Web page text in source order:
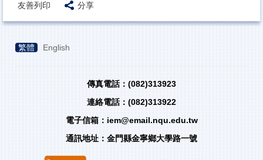
友善列印 分享
繁體 English
傳真電話：(082)313923
連絡電話：(082)313922
電子信箱：iem@email.nqu.edu.tw
通訊地址：金門縣金寧鄉大學路一號